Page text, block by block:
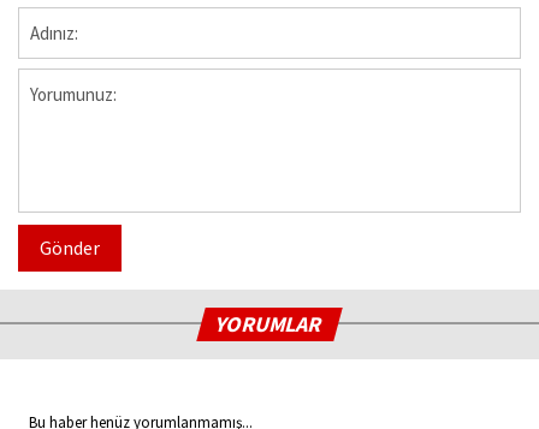
Gönder
YORUMLAR
Bu haber henüz yorumlanmamış...